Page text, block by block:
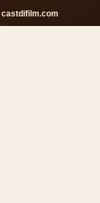
castdifilm.com